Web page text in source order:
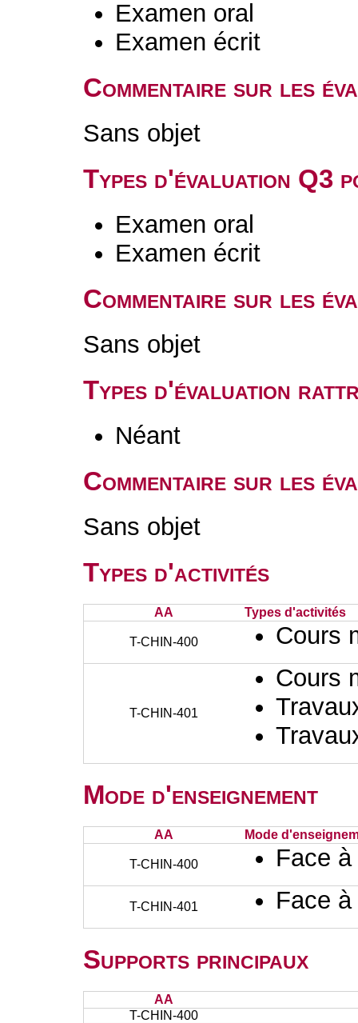
Examen oral
Examen écrit
Commentaire sur les
Sans objet
Types d'évaluation Q3
Examen oral
Examen écrit
Commentaire sur les
Sans objet
Types d'évaluation
Néant
Commentaire sur les
Sans objet
Types d'activités
AA Types d'activités
T-CHIN-400 Cours
T-CHIN-401
Cours
Mode d'enseignement
AA Mode
T-CHIN-400 Face
T-CHIN-401 Face
Supports principaux
AA
T-CHIN-400